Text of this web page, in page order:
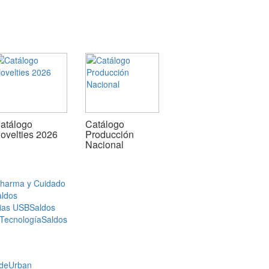
2026
Catálogo
Producción
Nacional
y Cuidado
USBSaldos
Saldos
Urban